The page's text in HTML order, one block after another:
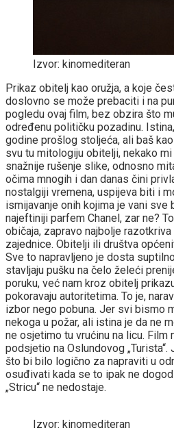
Izvor: kinomediteran
Prikaz obitelj kao oružja, a koje
doslovno se može prebaciti i na
pogledu ovaj film, bez obzira što
određenu političku pozadinu.
godine prošlog stoljeća, ali baš
svu tu mitologiju obitelji, nekako
snažnije rušenje slike, odnosno
očima mnogih i dan danas čini
nostalgiji vremena, uspijeva biti i
ismijavanje onih kojima je vani sve
najeftiniji parfem Chanel, zar ne?
običaja, zapravo najbolje
zajednice. Obitelji ili društva
Sve to napravljeno je dosta
stavljaju pušku na čelo želeći
poruku, već nam kroz obitelj
pokoravaju autoritetima. To je,
izbor nego pobuna. Jer svi bismo
nekoga u požar, ali istina je da ne
ne osjetimo tu vrućinu na licu. Film
podsjetio na Oslundovog
što bi bilo logično za napraviti u
osuđivati kada se to ipak ne
„Stricu“ ne nedostaje.
Izvor: kinomediteran